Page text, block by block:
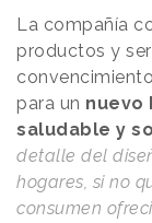
La compañía
productos y
para un nuevo
saludable y
detalle del
hogares, si no
consumen